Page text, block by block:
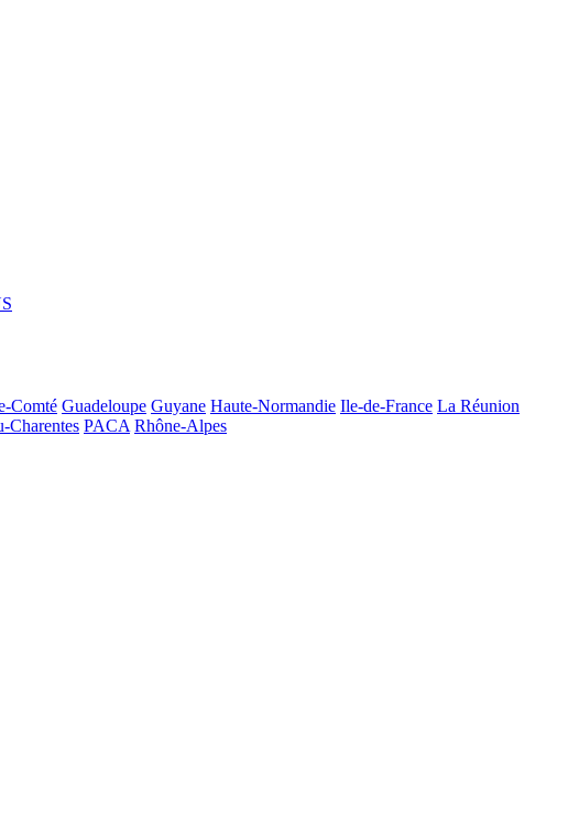
Comté Guadeloupe Guyane Haute-Normandie Ile-de-France La Réunion
Charentes PACA Rhône-Alpes